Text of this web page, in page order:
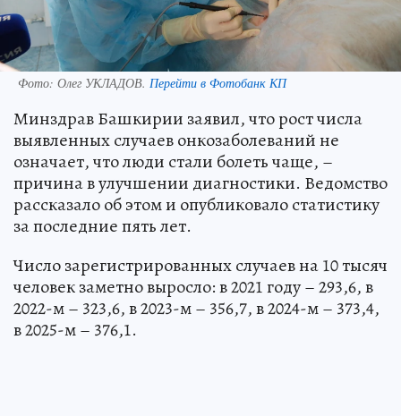
Фото: Олег УКЛАДОВ. Перейти в Фотобанк КП
Минздрав Башкирии заявил, что рост числа
выявленных случаев онкозаболеваний не
означает, что люди стали болеть чаще, –
причина в улучшении диагностики. Ведомство
рассказало об этом и опубликовало статистику
за последние пять лет.
Число зарегистрированных случаев на 10 тысяч
человек заметно выросло: в 2021 году – 293,6, в
2022-м – 323,6, в 2023-м – 356,7, в 2024-м – 373,4,
в 2025-м – 376,1.